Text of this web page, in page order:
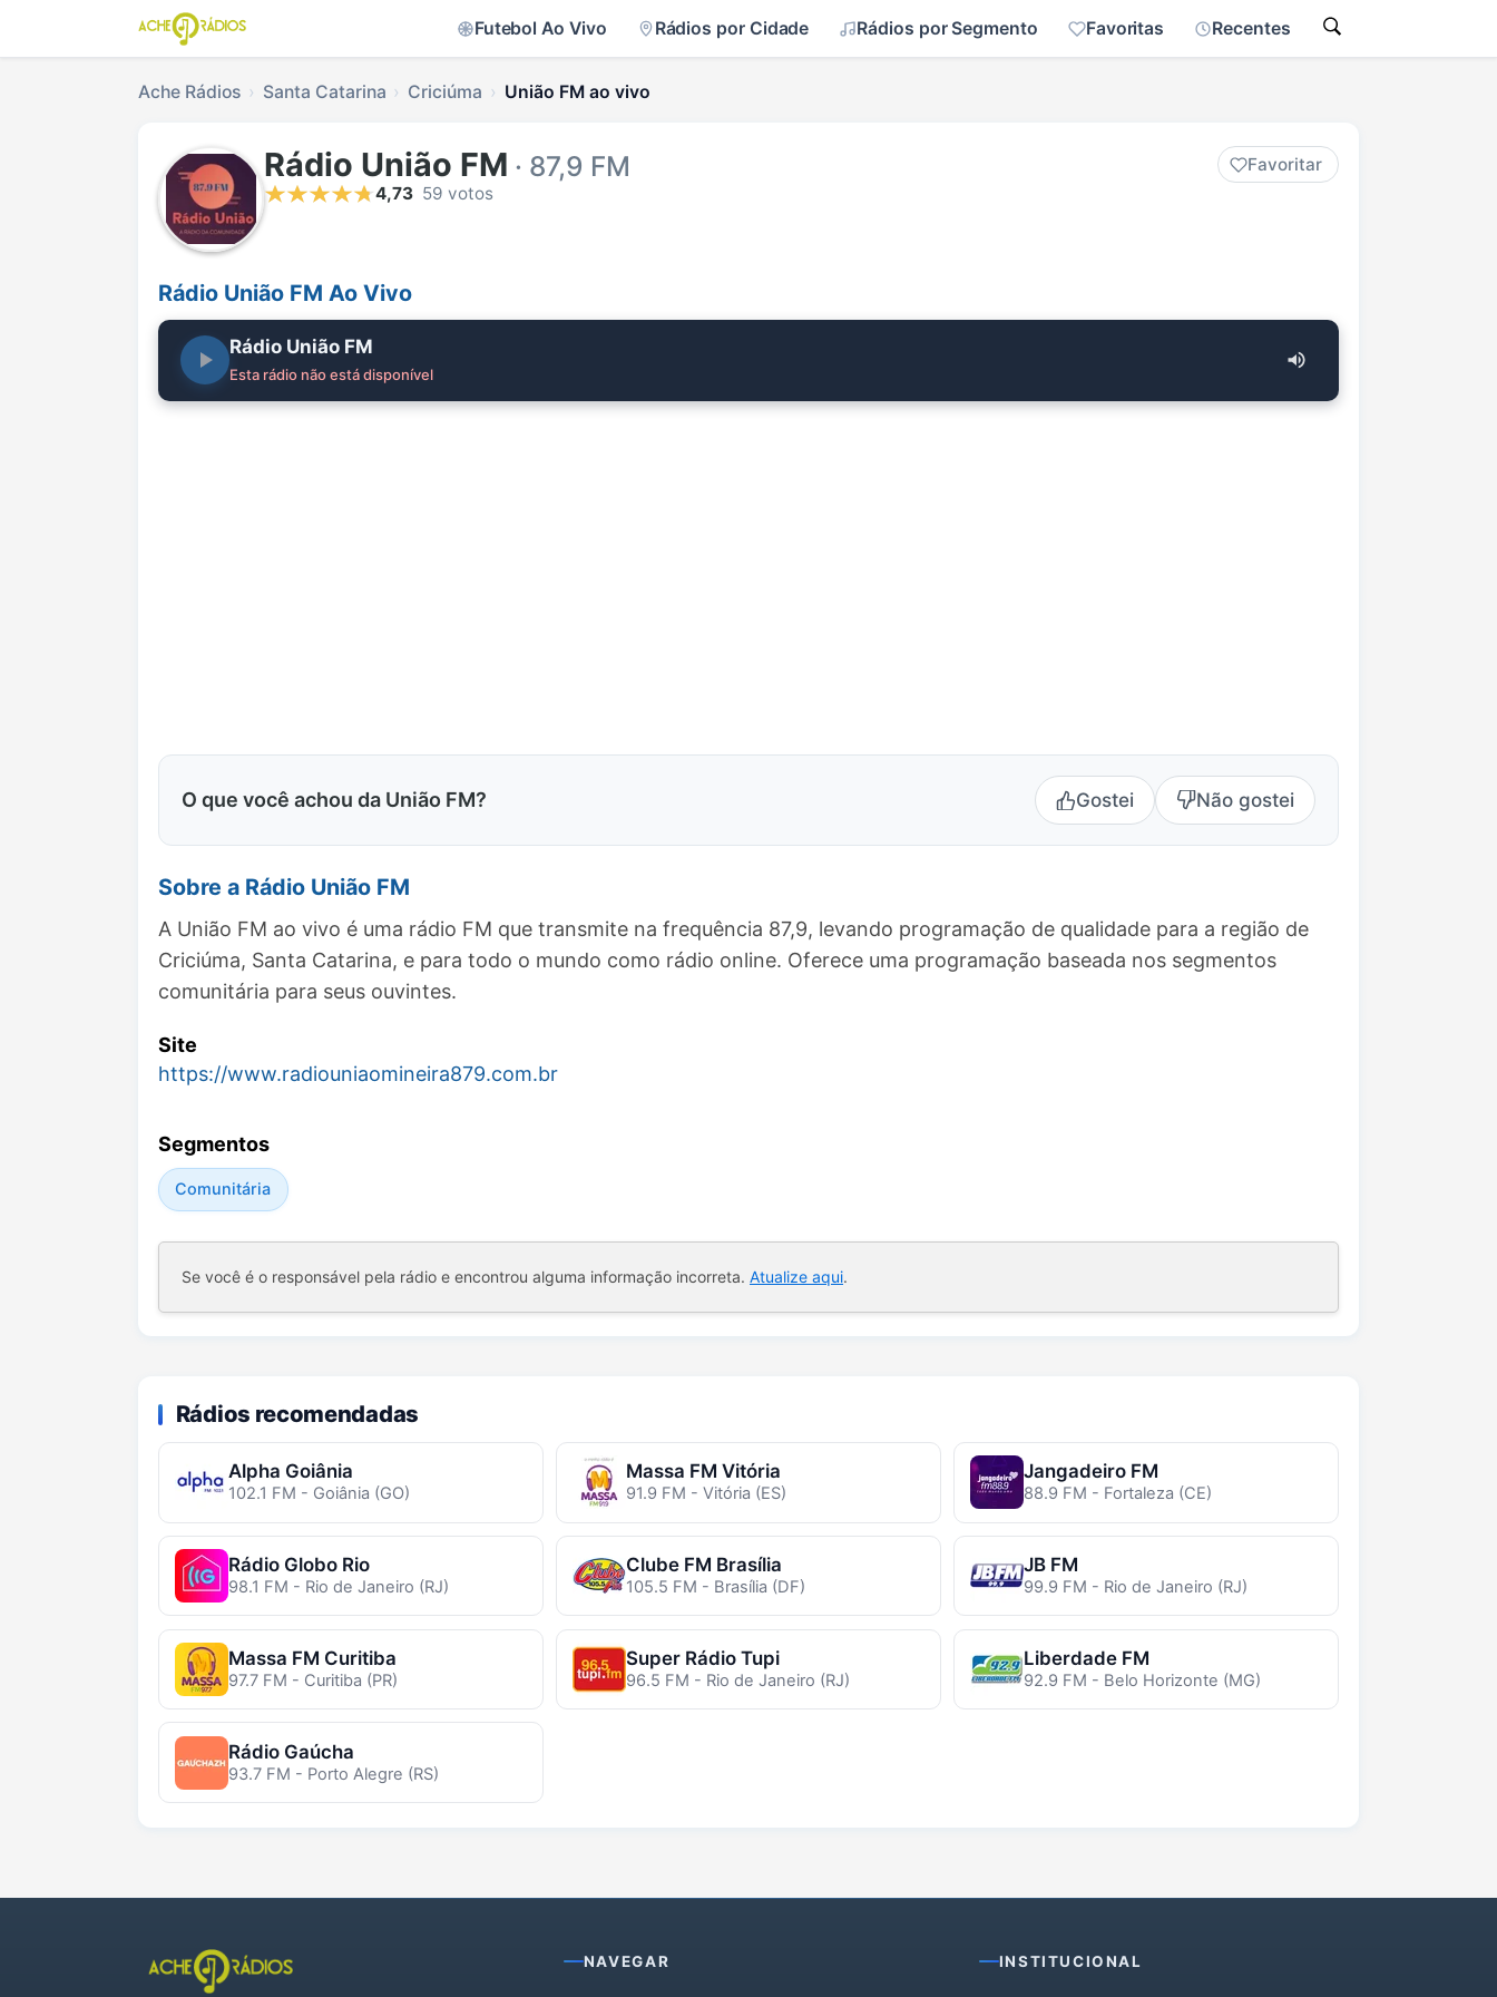
Futebol Ao Vivo Rádios por Cidade Rádios por Segmento Favoritas Recentes
Ache Rádios Santa Catarina Criciúma União FM ao vivo
Rádio União FM · 87,9 FM
Favoritar
4,73 59 votos
Rádio União FM Ao Vivo
Rádio União FM
Esta rádio não está disponível
O que você achou da União FM? Gostei Não gostei
Sobre a Rádio União FM
A União FM ao vivo é uma rádio FM que transmite na frequência 87,9, levando programação de qualidade para a região de
Criciúma, Santa Catarina, e para todo o mundo como rádio online. Oferece uma programação baseada nos segmentos
comunitária para seus ouvintes.
Site
https://www.radiouniaomineira879.com.br
Segmentos
Comunitária
Se você é o responsável pela rádio e encontrou alguma informação incorreta. Atualize aqui.
Rádios recomendadas
Alpha Goiânia
102.1 FM - Goiânia (GO)
Massa FM Vitória
91.9 FM - Vitória (ES)
Jangadeiro FM
88.9 FM - Fortaleza (CE)
Rádio Globo Rio
98.1 FM - Rio de Janeiro (RJ)
Clube FM Brasília
105.5 FM - Brasília (DF)
JB FM
99.9 FM - Rio de Janeiro (RJ)
Massa FM Curitiba
97.7 FM - Curitiba (PR)
Super Rádio Tupi
96.5 FM - Rio de Janeiro (RJ)
Liberdade FM
92.9 FM - Belo Horizonte (MG)
Rádio Gaúcha
93.7 FM - Porto Alegre (RS)
NAVEGAR INSTITUCIONAL